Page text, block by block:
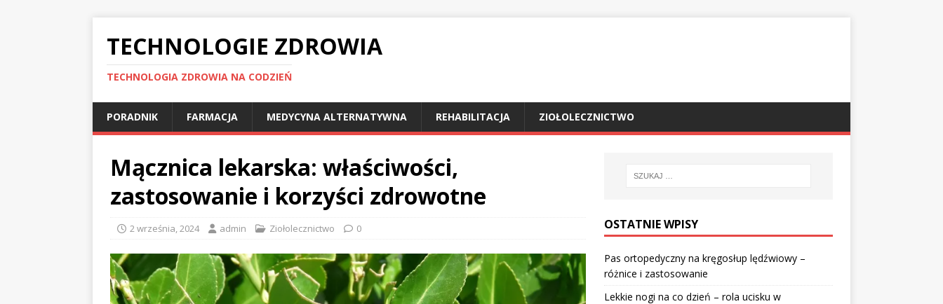
TECHNOLOGIE ZDROWIA
TECHNOLOGIA ZDROWIA NA CODZIEŃ
PORADNIK FARMACJA MEDYCYNA ALTERNATYWNA REHABILITACJA ZIOŁOLECZNICTWO
Mącznica lekarska: właściwości,
zastosowanie i korzyści zdrowotne
2 września, 2024 admin Ziołolecznictwo 0 OSTATNIE WPISY
Pas ortopedyczny na kręgosłup lędźwiowy –
różnice i zastosowanie
Lekkie nogi na co dzień – rola ucisku w